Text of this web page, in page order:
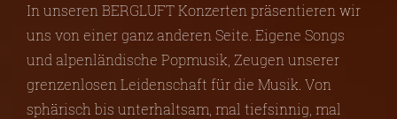
In unseren BERGLUFT Konzerten präsentieren wir
uns von einer ganz anderen Seite. Eigene Songs
und alpenländische Popmusik, Zeugen unserer
grenzenlosen Leidenschaft für die Musik. Von
sphärisch bis unterhaltsam, mal tiefsinnig, mal